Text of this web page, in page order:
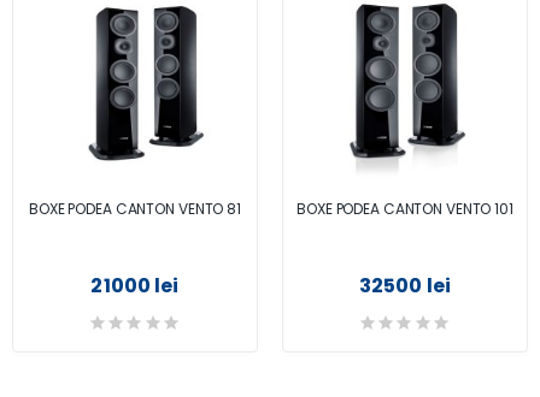
BOXE PODEA CANTON VENTO 81
21000 lei
BOXE PODEA CANTON VENTO 101
32500 lei